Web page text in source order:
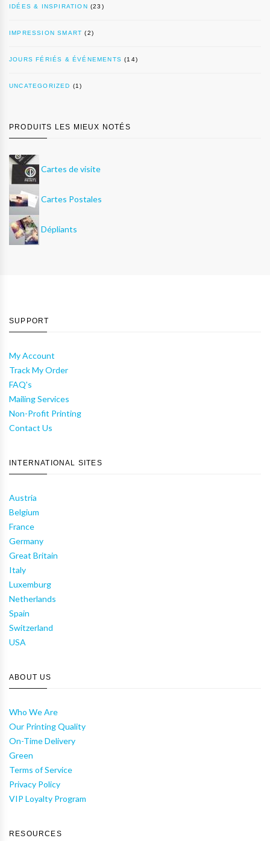
IDÉES & INSPIRATION (23)
IMPRESSION SMART (2)
JOURS FÉRIÉS & ÉVÉNEMENTS (14)
UNCATEGORIZED (1)
PRODUITS LES MIEUX NOTÉS
Cartes de visite
Cartes Postales
Dépliants
SUPPORT
My Account
Track My Order
FAQ's
Mailing Services
Non-Profit Printing
Contact Us
INTERNATIONAL SITES
Austria
Belgium
France
Germany
Great Britain
Italy
Luxemburg
Netherlands
Spain
Switzerland
USA
ABOUT US
Who We Are
Our Printing Quality
On-Time Delivery
Green
Terms of Service
Privacy Policy
VIP Loyalty Program
RESOURCES